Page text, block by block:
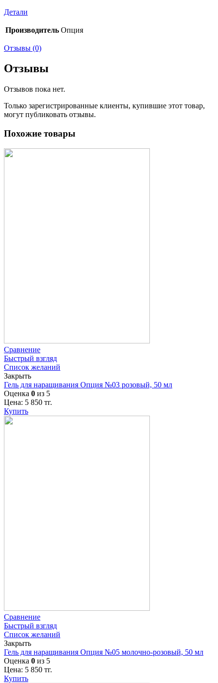
Детали
Производитель Опция
Отзывы (0)
Отзывы
Отзывов пока нет.
Только зарегистрированные клиенты, купившие этот товар,
могут публиковать отзывы.
Похожие товары
Сравнение
Быстрый взгляд
Список желаний
Закрыть
Гель для наращивания Опция №03 розовый, 50 мл
Оценка 0 из 5
Цена: 5 850 тг.
Купить
Сравнение
Быстрый взгляд
Список желаний
Закрыть
Гель для наращивания Опция №05 молочно-розовый, 50 мл
Оценка 0 из 5
Цена: 5 850 тг.
Купить